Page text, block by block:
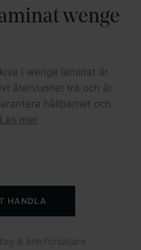
wenge
i wenge laminat är
återvunnet trä och är
hållbarhet och
Läs mer
HANDLA
& återförsäljare